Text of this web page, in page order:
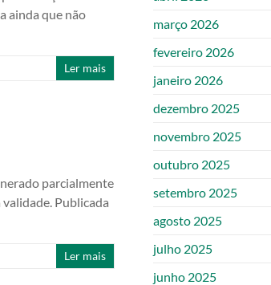
ainda que não
Ler mais
parcialmente
Publicada
Ler mais
março 2026
fevereiro 2026
janeiro 2026
dezembro 2025
novembro 2025
outubro 2025
setembro 2025
agosto 2025
julho 2025
junho 2025